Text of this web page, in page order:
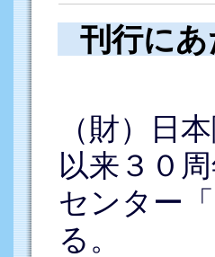
刊行に
（財）日
以来３０
センター
る。